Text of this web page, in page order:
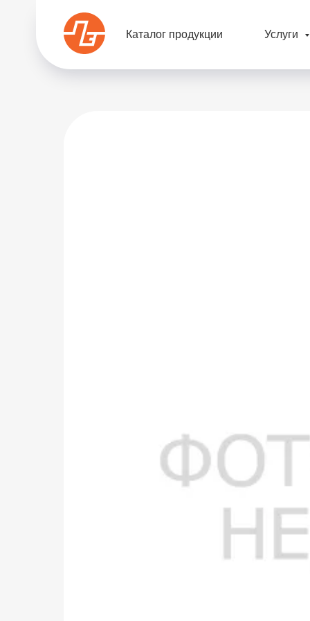
Каталог продукции Услуги